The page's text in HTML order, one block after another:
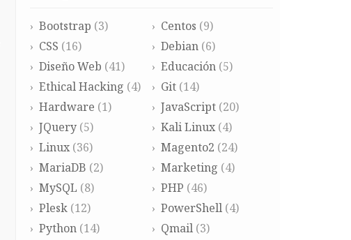
Bootstrap (3) Centos (9)
CSS (16) Debian(6)
Diseño Web (41) Educación(5)
Ethical Hacking (4) Git(14)
Hardware (1) JavaScript(20)
JQuery (5) Kali Linux(4)
Linux (36) Magento2 (24)
MariaDB (2) Marketing (4)
MySQL (8) PHP (46)
Plesk (12) PowerShell(4)
Python (14) Qmail(3)